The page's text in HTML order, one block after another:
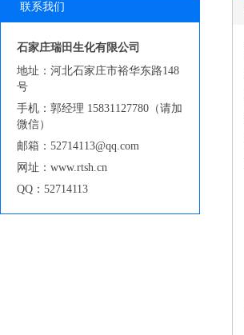
联系我们
石家庄瑞田生化有限公司
地址：河北石家庄市裕华东路148
号
手机：郭经理 15831127780（请加
微信）
邮箱：52714113@qq.com
网址：www.rtsh.cn
QQ：52714113